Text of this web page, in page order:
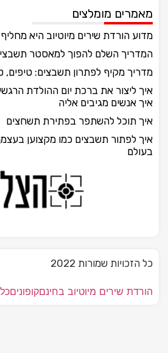
מאמרים מומלצים
מדוע הורדת שירים מיוטיוב היא
המדריך השלם להפוך למאסטר
מדריך מקיף לפתרון תשבצים: טיפים,
איך ליצור את ברכת יום ההולדת
איך אנשים מגיבים אליה
איך תוכל להשתפר בפתירת תשחצים
איך לפתור תשבצים כמו מקצוען
בעולם
כל הזכויות שמורות 2022
הורדת שירים מיוטיוב בחינםקופונים